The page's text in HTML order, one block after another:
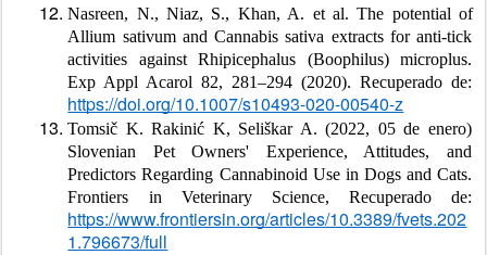
Nasreen, N., Niaz, S., Khan, A. et al. The potential of
Allium sativum and Cannabis sativa extracts for anti-tick
activities against Rhipicephalus (Boophilus) microplus.
https://doi.org/10.1007/s10493-020-00540-z
Tomsič K. Rakinić K, Seliškar A. (2022, 05 de enero)
Slovenian Pet Owners' Experience, Attitudes, and
Predictors Regarding Cannabinoid Use in Dogs and Cats.
https://www.frontiersin.org/articles/10.3389/fvets.202
1.796673/full